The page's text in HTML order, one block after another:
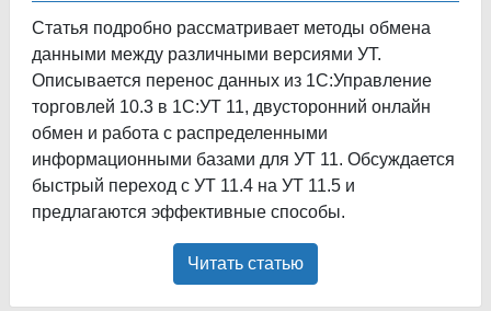
Статья подробно рассматривает методы обмена
данными между различными версиями УТ.
Описывается перенос данных из 1С:Управление
торговлей 10.3 в 1С:УТ 11, двусторонний онлайн
обмен и работа с распределенными
информационными базами для УТ 11. Обсуждается
быстрый переход с УТ 11.4 на УТ 11.5 и
предлагаются эффективные способы.
Читать статью